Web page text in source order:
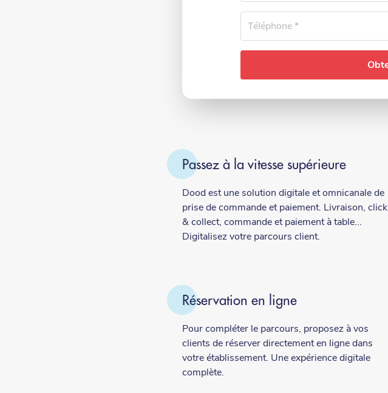
Téléphone
Passez à la vitesse supérieure
Dood est une solution digitale et omnicanale de
prise de commande et paiement. Livraison, click
& collect, commande et paiement à table...
Digitalisez votre parcours client.
Réservation en ligne
Pour compléter le parcours, proposez à vos
clients de réserver directement en ligne dans
votre établissement. Une expérience digitale
complète.